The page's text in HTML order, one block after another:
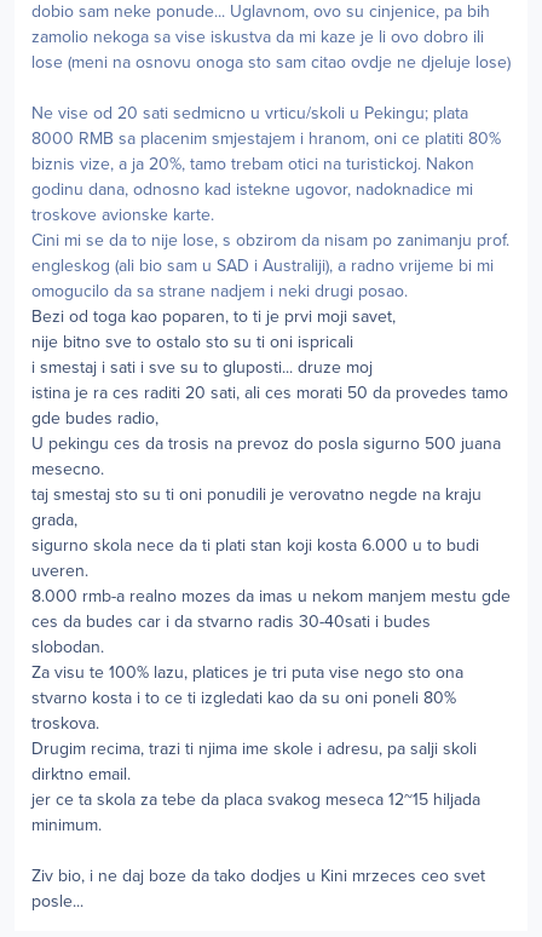
dobio sam neke ponude... Uglavnom, ovo su cinjenice, pa bih
zamolio nekoga sa vise iskustva da mi kaze je li ovo dobro ili
lose (meni na osnovu onoga sto sam citao ovdje ne djeluje lose)
Ne vise od 20 sati sedmicno u vrticu/skoli u Pekingu; plata
8000 RMB sa placenim smjestajem i hranom, oni ce platiti 80%
biznis vize, a ja 20%, tamo trebam otici na turistickoj. Nakon
godinu dana, odnosno kad istekne ugovor, nadoknadice mi
troskove avionske karte.
Cini mi se da to nije lose, s obzirom da nisam po zanimanju prof.
engleskog (ali bio sam u SAD i Australiji), a radno vrijeme bi mi
omogucilo da sa strane nadjem i neki drugi posao.
Bezi od toga kao poparen, to ti je prvi moji savet,
nije bitno sve to ostalo sto su ti oni ispricali
i smestaj i sati i sve su to gluposti... druze moj
istina je ra ces raditi 20 sati, ali ces morati 50 da provedes tamo
gde budes radio,
U pekingu ces da trosis na prevoz do posla sigurno 500 juana
mesecno.
taj smestaj sto su ti oni ponudili je verovatno negde na kraju
grada,
sigurno skola nece da ti plati stan koji kosta 6.000 u to budi
uveren.
8.000 rmb-a realno mozes da imas u nekom manjem mestu gde
ces da budes car i da stvarno radis 30-40sati i budes
slobodan.
Za visu te 100% lazu, platices je tri puta vise nego sto ona
stvarno kosta i to ce ti izgledati kao da su oni poneli 80%
troskova.
Drugim recima, trazi ti njima ime skole i adresu, pa salji skoli
dirktno email.
jer ce ta skola za tebe da placa svakog meseca 12~15 hiljada
minimum.
Ziv bio, i ne daj boze da tako dodjes u Kini mrzeces ceo svet
posle...